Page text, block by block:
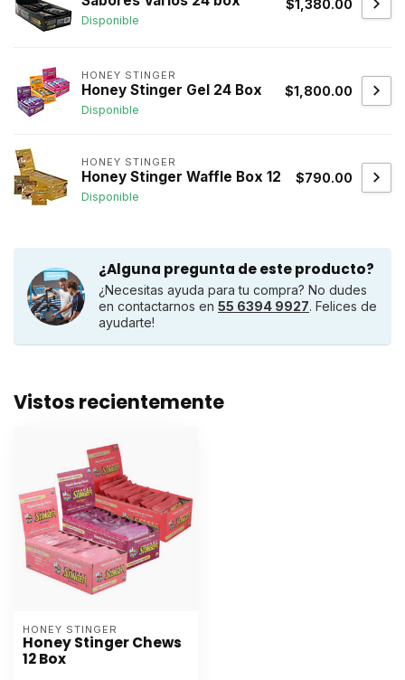
Disponible
$1,380.00
HONEY STINGER
Honey Stinger Gel 24 Box
Disponible
$1,800.00
HONEY STINGER
Honey Stinger Waffle Box 12
Disponible
$790.00
¿Alguna pregunta de este producto?
¿Necesitas ayuda para tu compra? No dudes
en contactarnos en 55 6394 9927. Felices de
ayudarte!
Vistos recientemente
HONEY STINGER
Honey Stinger Chews
12 Box